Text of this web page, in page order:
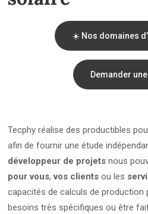
☀️ Nos domaines
Demander
Tecphy réalise des productibles
afin de fournir une étude
développeur de projets nous
pour vous,vos clients ou les
capacités de calculs de production
besoins très spécifiques ou être